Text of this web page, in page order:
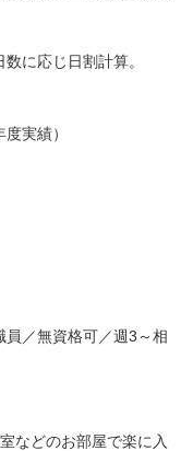
に応じ日割計算。
実績）
／無資格可／週3～相
などのお部屋で楽に入